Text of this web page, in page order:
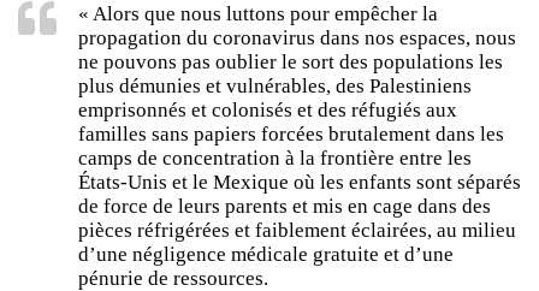
« Alors que nous luttons pour empêcher la
propagation du coronavirus dans nos espaces, nous
ne pouvons pas oublier le sort des populations les
plus démunies et vulnérables, des Palestiniens
emprisonnés et colonisés et des réfugiés aux
familles sans papiers forcées brutalement dans les
camps de concentration à la frontière entre les
États-Unis et le Mexique où les enfants sont séparés
de force de leurs parents et mis en cage dans des
pièces réfrigérées et faiblement éclairées, au milieu
d’une négligence médicale gratuite et d’une
pénurie de ressources.